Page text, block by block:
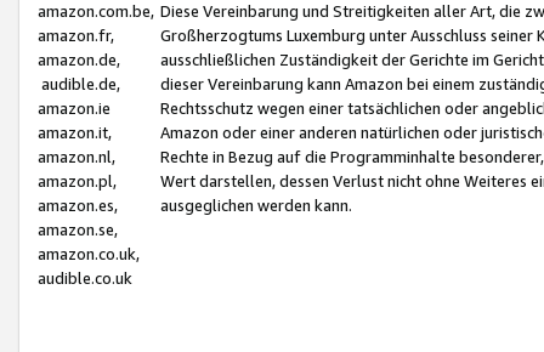
amazon.com.be,
amazon.fr,
amazon.de,
audible.de,
amazon.ie
amazon.it,
amazon.nl,
amazon.pl,
amazon.es,
amazon.se,
amazon.co.uk,
audible.co.uk
Diese Vereinbarung und Streitigkeiten aller Art, die
Großherzogtums Luxemburg unter Ausschluss
ausschließlichen Zuständigkeit der Gerichte im
dieser Vereinbarung kann Amazon bei einem
Rechtsschutz wegen einer tatsächlichen oder
Amazon oder einer anderen natürlichen oder
Rechte in Bezug auf die Programminhalte
Wert darstellen, dessen Verlust nicht ohne Weiteres
ausgeglichen werden kann.